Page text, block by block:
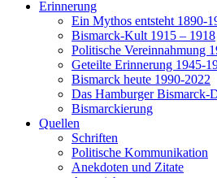
Erinnerung
Ein Mythos entsteht 1890-
Bismarck-Kult 1915 – 1918
Politische Vereinnahmung
Geteilte Erinnerung 1945-
Bismarck heute 1990-2022
Das Hamburger Bismarck-
Bismarckierung
Quellen
Schriften
Politische Kommunikation
Anekdoten und Zitate